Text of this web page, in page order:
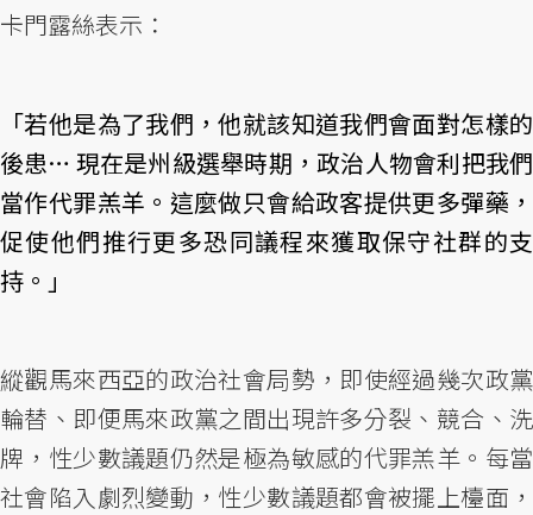
卡門露絲表示：
「若他是為了我們，他就該知道我們會面對怎樣的
後患… 現在是州級選舉時期，政治人物會利把我們
當作代罪羔羊。這麼做只會給政客提供更多彈藥，
促使他們推行更多恐同議程來獲取保守社群的支
持。」
縱觀馬來西亞的政治社會局勢，即使經過幾次政黨
輪替、即便馬來政黨之間出現許多分裂、競合、洗
牌，性少數議題仍然是極為敏感的代罪羔羊。每當
社會陷入劇烈變動，性少數議題都會被擺上檯面，